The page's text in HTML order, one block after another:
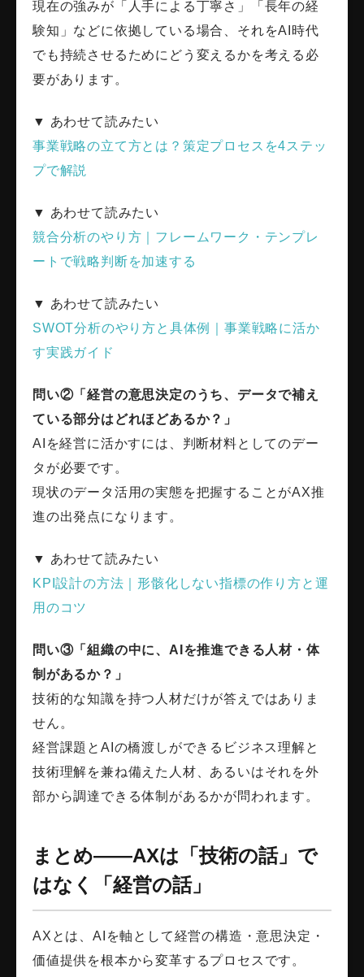
現在の強みが「人手による丁寧さ」「長年の経
験知」などに依拠している場合、それをAI時代
でも持続させるためにどう変えるかを考える必
要があります。
▼ あわせて読みたい
事業戦略の立て方とは？策定プロセスを4ステッ
プで解説
▼ あわせて読みたい
競合分析のやり方｜フレームワーク・テンプレ
ートで戦略判断を加速する
▼ あわせて読みたい
SWOT分析のやり方と具体例｜事業戦略に活か
す実践ガイド
問い②「経営の意思決定のうち、データで補え
ている部分はどれほどあるか？」
AIを経営に活かすには、判断材料としてのデー
タが必要です。
現状のデータ活用の実態を把握することがAX推
進の出発点になります。
▼ あわせて読みたい
KPI設計の方法｜形骸化しない指標の作り方と運
用のコツ
問い③「組織の中に、AIを推進できる人材・体
制があるか？」
技術的な知識を持つ人材だけが答えではありま
せん。
経営課題とAIの橋渡しができるビジネス理解と
技術理解を兼ね備えた人材、あるいはそれを外
部から調達できる体制があるかが問われます。
まとめ――AXは「技術の話」で
はなく「経営の話」
AXとは、AIを軸として経営の構造・意思決定・
価値提供を根本から変革するプロセスです。